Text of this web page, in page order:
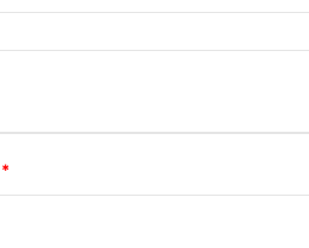
*